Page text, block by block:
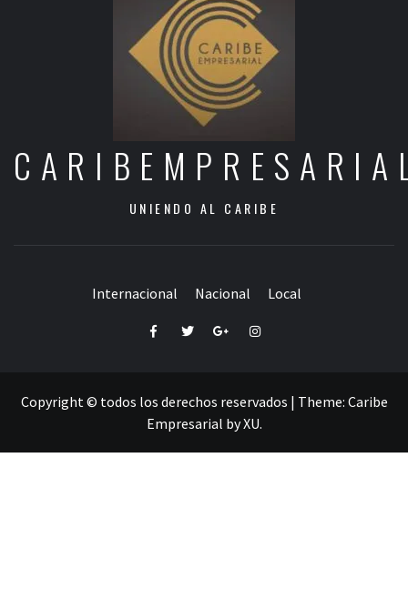
UNIENDO AL CARIBE
Internacional Nacional Local
FacebookTwitterGoogle+Instagram
Copyright © todos los derechos reservados | Theme: Caribe
Empresarial byXU.